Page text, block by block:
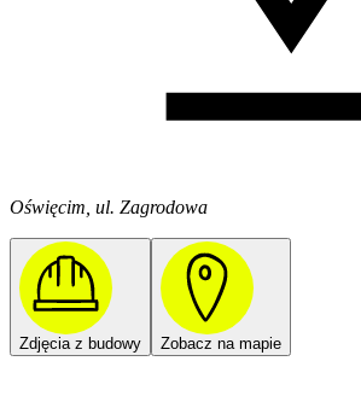
Oświęcim, ul. Zagrodowa
Zdjęcia z budowy Zobacz na mapie